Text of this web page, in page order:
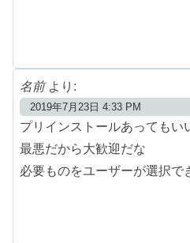
名前 より:
2019年7月23日 4:33 PM
プリインストールあってもい
最悪だから大歓迎だな
必要ものをユーザーが選択で